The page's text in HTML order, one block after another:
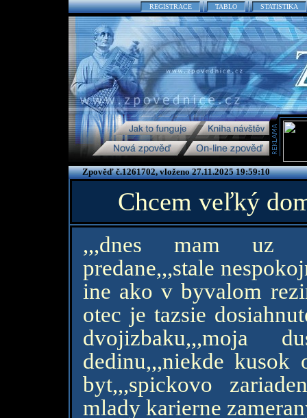
REGISTRACE TABLO STATISTIKA
Zpověď č.1261702, vloženo 27.11.2025 19:59:10
Chcem veľký
,,,dnes mam uz
predane,,,stale
ine ako v byvalom
otec je tazsie
dedinu,,,niekde kusok
byt,,,spickovo
mlady karierne